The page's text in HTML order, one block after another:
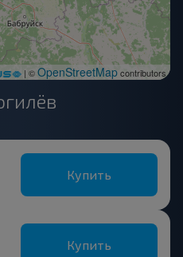
| ©OpenStreetMapcontributors
Купить
Купить